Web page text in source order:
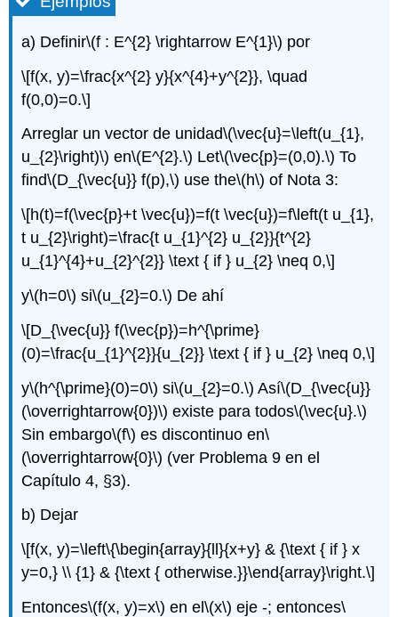
a) Definir\(f : E^{2} \rightarrow E^{1}\) por
\[f(x, y)=\frac{x^{2} y}{x^{4}+y^{2}}, \quad
f(0,0)=0.\]
Arreglar un vector de unidad\(\vec{u}=\left(u_{1},
u_{2}\right)\) en\(E^{2}.\) Let\(\vec{p}=(0,0).\) To
find\(D_{\vec{u}} f(p),\) use the\(h\) of Nota 3:
\[h(t)=f(\vec{p}+t \vec{u})=f(t \vec{u})=f\left(t u_{1},
t u_{2}\right)=\frac{t u_{1}^{2} u_{2}}{t^{2}
u_{1}^{4}+u_{2}^{2}} \text { if } u_{2} \neq 0,\]
y\(h=0\) si\(u_{2}=0.\) De ahí
\[D_{\vec{u}} f(\vec{p})=h^{\prime}
(0)=\frac{u_{1}^{2}}{u_{2}} \text { if } u_{2} \neq 0,\]
y\(h^{\prime}(0)=0\) si\(u_{2}=0.\) Así\(D_{\vec{u}}
(\overrightarrow{0})\) existe para todos\(\vec{u}.\)
Sin embargo\(f\) es discontinuo en\
(\overrightarrow{0}\) (ver Problema 9 en el
Capítulo 4, §3).
b) Dejar
\[f(x, y)=\left\{\begin{array}{ll}{x+y} & {\text { if } x
y=0,} \\ {1} & {\text { otherwise.}}\end{array}\right.\]
Entonces\(f(x, y)=x\) en el\(x\) eje -; entonces\